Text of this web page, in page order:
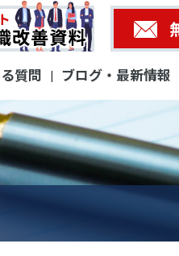
質問 | ブログ・最新情報